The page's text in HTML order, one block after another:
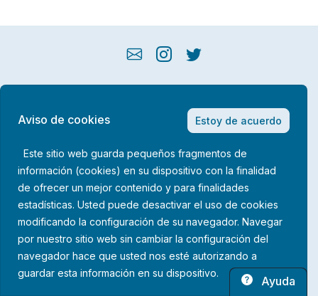
Aviso de cookies Estoy de acuerdo
Este sitio web guarda pequeños fragmentos de
información (cookies) en su dispositivo con la finalidad
de ofrecer un mejor contenido y para finalidades
estadísticas. Usted puede desactivar el uso de cookies
modificando la configuración de su navegador. Navegar
por nuestro sitio web sin cambiar la configuración del
navegador hace que usted nos esté autorizando a
guardar esta información en su dispositivo.
Ayuda
Política de cookies
Guardiscopio © 2026